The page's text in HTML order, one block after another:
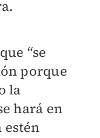
“se
porque
la
hará en
estén